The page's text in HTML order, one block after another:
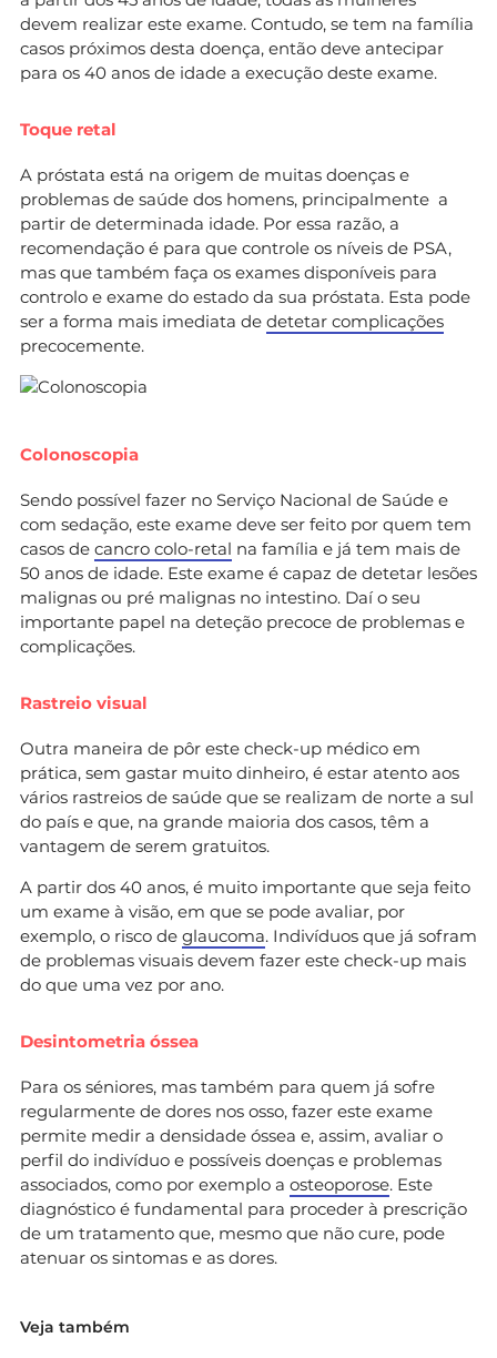
devem realizar este exame. Contudo, se tem na família
casos próximos desta doença, então deve antecipar
para os 40 anos de idade a execução deste exame.
Toque retal
A próstata está na origem de muitas doenças e
problemas de saúde dos homens, principalmente a
partir de determinada idade. Por essa razão, a
recomendação é para que controle os níveis de PSA,
mas que também faça os exames disponíveis para
controlo e exame do estado da sua próstata. Esta pode
ser a forma mais imediata de detetar complicações
precocemente.
Colonoscopia
Sendo possível fazer no Serviço Nacional de Saúde e
com sedação, este exame deve ser feito por quem tem
casos de cancro colo-retal na família e já tem mais de
50 anos de idade. Este exame é capaz de detetar lesões
malignas ou pré malignas no intestino. Daí o seu
importante papel na deteção precoce de problemas e
complicações.
Rastreio visual
Outra maneira de pôr este check-up médico em
prática, sem gastar muito dinheiro, é estar atento aos
vários rastreios de saúde que se realizam de norte a sul
do país e que, na grande maioria dos casos, têm a
vantagem de serem gratuitos.
A partir dos 40 anos, é muito importante que seja feito
um exame à visão, em que se pode avaliar, por
exemplo, o risco de glaucoma. Indivíduos que já sofram
de problemas visuais devem fazer este check-up mais
do que uma vez por ano.
Desintometria óssea
Para os séniores, mas também para quem já sofre
regularmente de dores nos osso, fazer este exame
permite medir a densidade óssea e, assim, avaliar o
perfil do indivíduo e possíveis doenças e problemas
associados, como por exemplo a osteoporose. Este
diagnóstico é fundamental para proceder à prescrição
de um tratamento que, mesmo que não cure, pode
atenuar os sintomas e as dores.
Veja também